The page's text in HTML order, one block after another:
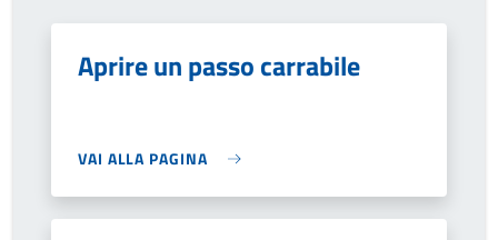
Aprire un passo carrabile
VAI ALLA PAGINA